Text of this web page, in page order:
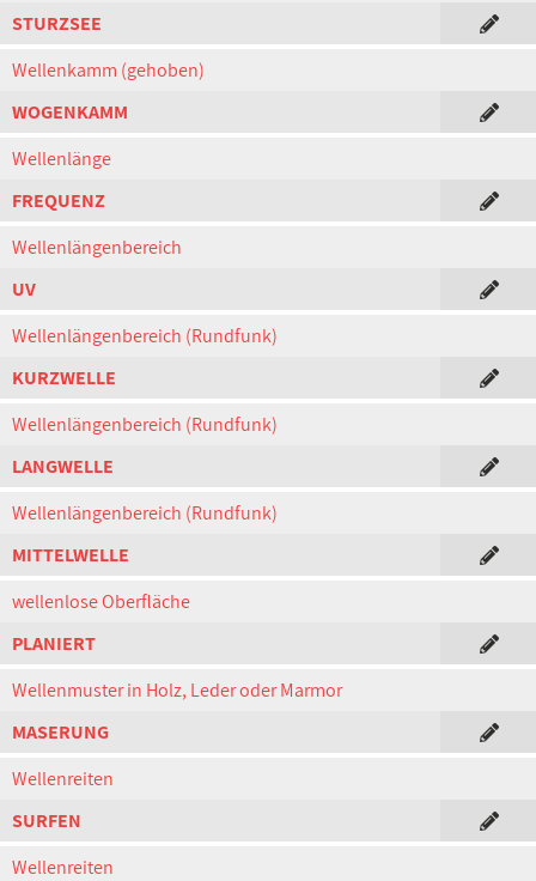
STURZSEE
Wellenkamm (gehoben)
WOGENKAMM
Wellenlänge
FREQUENZ
Wellenlängenbereich
UV
Wellenlängenbereich (Rundfunk)
KURZWELLE
Wellenlängenbereich (Rundfunk)
LANGWELLE
Wellenlängenbereich (Rundfunk)
MITTELWELLE
wellenlose Oberfläche
PLANIERT
Wellenmuster in Holz, Leder oder Marmor
MASERUNG
Wellenreiten
SURFEN
Wellenreiten